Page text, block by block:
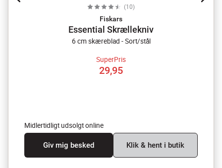
(10)
Fiskars
Essential Skrællekniv
6 cm skæreblad - Sort/stål
SuperPris
29,95
Midlertidligt udsolgt online
Giv mig besked Klik & hent i butik